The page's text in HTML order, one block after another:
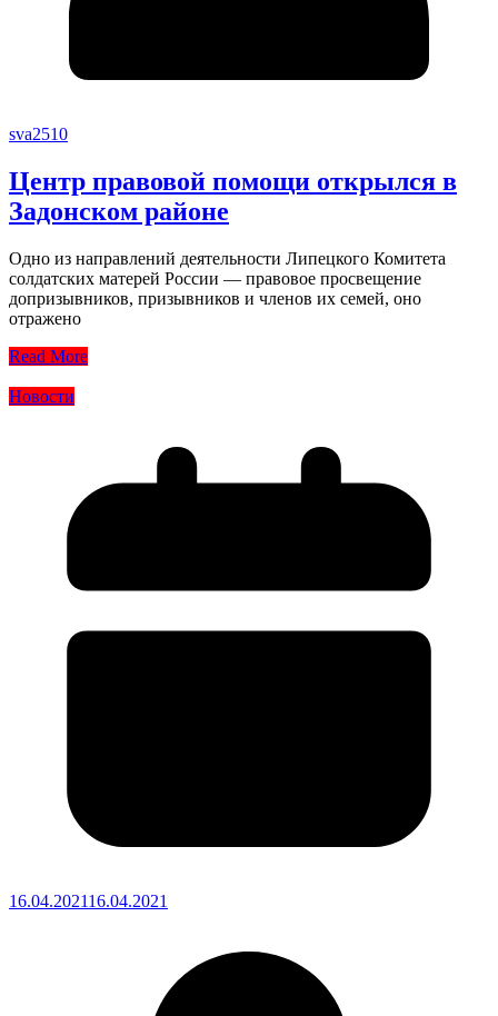
sva2510
Центр правовой помощи открылся в
Задонском районе
Одно из направлений деятельности Липецкого Комитета
солдатских матерей России — правовое просвещение
допризывников, призывников и членов их семей, оно
отражено
Read More
Новости
16.04.202116.04.2021